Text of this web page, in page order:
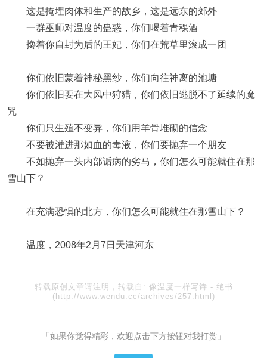
这是掩埋肉体和生产的故乡，这是远东的郊外
一群巫师对温度的蛊惑，你们喝着青稞酒
搀着你自封为后的王妃，你们在荒草里滚成一团
你们依旧蒙着神秘黑纱，你们向往神离的池塘
你们依旧要在大风中狩猎，你们依旧逃脱不了延续的魔
咒
你们只生殖不变异，你们用羊骨堆砌的信念
不要被灌进那如血的毒液，你们要抛弃一个朋友
不如抛弃一头内部诟病的劣马，你们怎么可能就住在那
雪山下？
在充满恐惧的北方，你们怎么可能就住在那雪山下？
温度，2008年2月7日天津河东
转载原创文章请注明，转载自: 像温度一样写诗 - 绝书
(http://www.wendu.cc/archives/257.html)
「如果你觉得精彩，欢迎点击下方按钮对我打赏」